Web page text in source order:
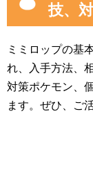
技、
ミミロップの基
れ、入手方法、
対策ポケモン、
ます。ぜひ、ご